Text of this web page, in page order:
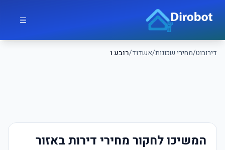
דירובוט/מחירי שכונות/אשדוד/רובע ו
דירובוט
המשיכו לחקור מחירי דירות באזור